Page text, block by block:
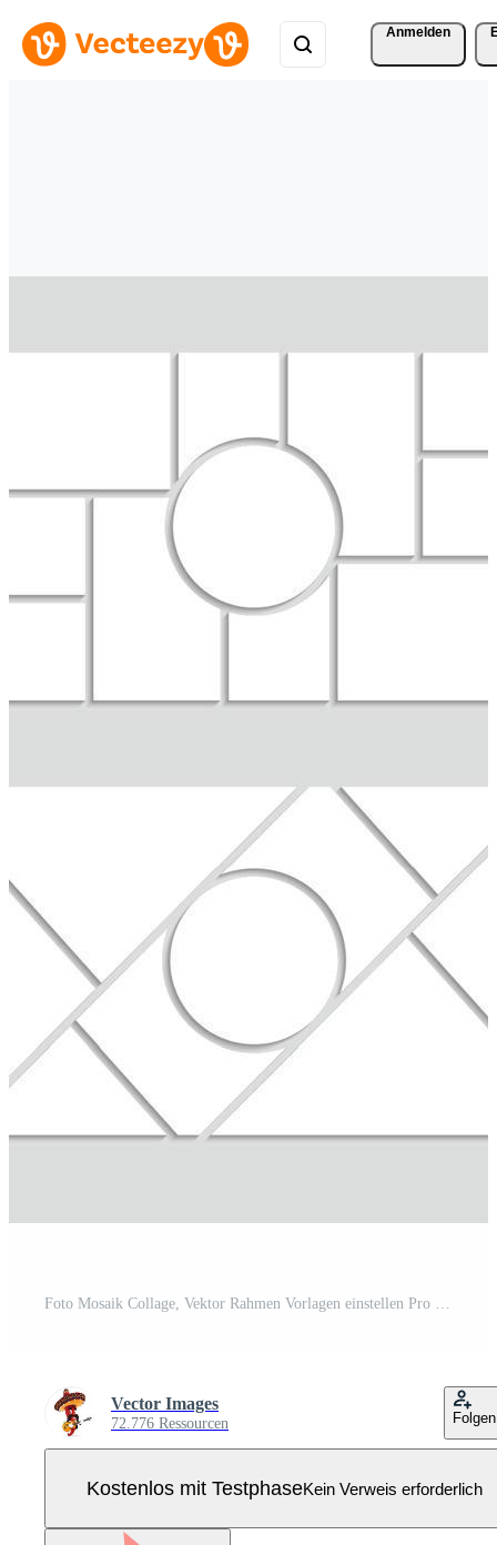
Anmelden
Foto Mosaik Collage, Vektor Rahmen Vorlagen einstellen Pro Vektor
Vector Images
72.776 Ressourcen Folgen
Kostenlos mit TestphaseKein Verweis erforderlich